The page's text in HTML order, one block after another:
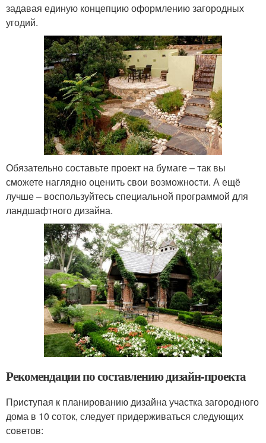
задавая единую концепцию оформлению загородных
угодий.
Обязательно составьте проект на бумаге – так вы
сможете наглядно оценить свои возможности. А ещё
лучше – воспользуйтесь специальной программой для
ландшафтного дизайна.
Рекомендации по составлению дизайн-проекта
Приступая к планированию дизайна участка загородного
дома в 10 соток, следует придерживаться следующих
советов: